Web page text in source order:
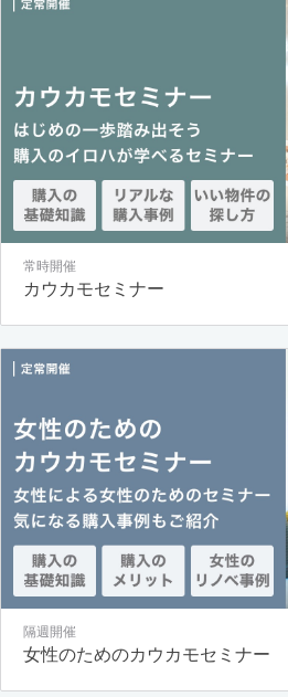
常時開催
カウカモセミナー
隔週開催
女性のためのカウカモセミナー